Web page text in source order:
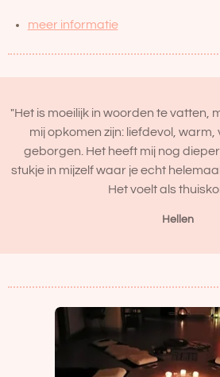
meer informatie
"Het is moeilijk in woorden te vatten,
mij opkomen zijn: liefdevol,
geborgen. Het heeft mij nog
stukje in mijzelf waar je echt
Het voelt als
Hellen